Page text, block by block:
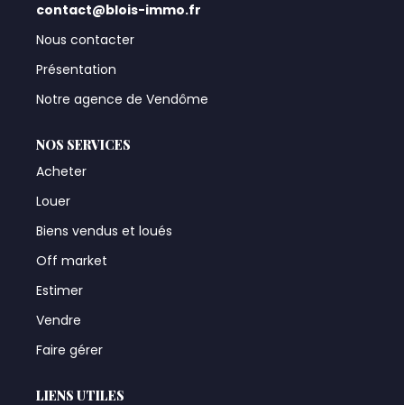
CONTACT
contact@blois-immo.fr
Nous contacter
Présentation
Notre agence de Vendôme
NOS SERVICES
Acheter
Louer
Biens vendus et loués
Off market
Estimer
Vendre
Faire gérer
LIENS UTILES